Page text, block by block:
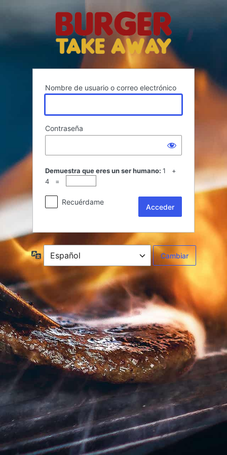
Nombre de usuario o correo electrónico
Contraseña
Demuestra que eres un ser humano: 1 +
4 =
Recuérdame
Idioma